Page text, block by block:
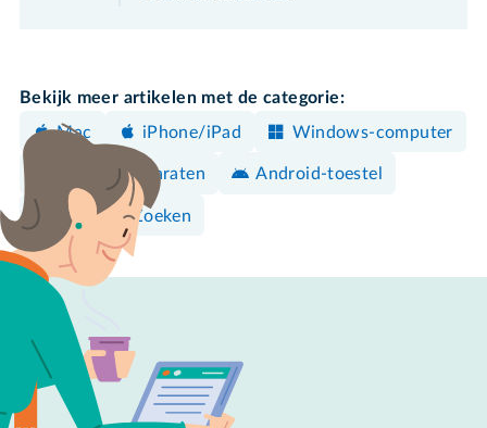
Bekijk meer artikelen met de categorie:
Mac
iPhone/iPad Windows-computer
Overige apparaten Android-toestel
Surfen & Zoeken